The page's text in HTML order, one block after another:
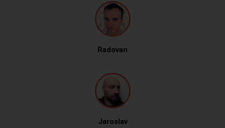
Radovan
Jaroslav